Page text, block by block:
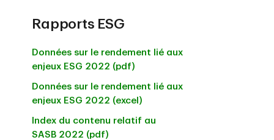
Rapports ESG
Données sur le rendement lié aux
enjeux ESG 2022 (pdf)
Données sur le rendement lié aux
enjeux ESG 2022 (excel)
Index du contenu relatif au
SASB 2022 (pdf)